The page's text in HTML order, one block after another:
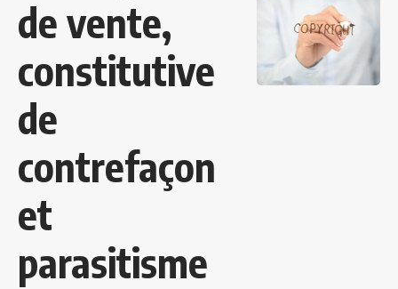
de vente,
constitutive
de
contrefaçon
et
parasitisme